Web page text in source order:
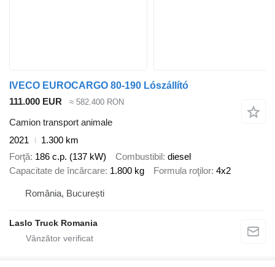
IVECO EUROCARGO 80-190 Lószállító
111.000 EUR
≈ 582.400 RON
Camion transport animale
2021
1.300 km
Forţă 186 c.p. (137 kW) Combustibil diesel
Capacitate de încărcare 1.800 kg Formula roţilor 4x2
România, București
Laslo Truck Romania